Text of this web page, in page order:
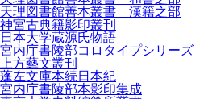
天理図書館善本叢書 漢籍之部
神宮古典籍影印叢刊
日本大学蔵源氏物語
宮内庁書陵部コロタイプシリーズ
上方藝文叢刊
蓬左文庫本続日本紀
宮内庁書陵部本影印集成